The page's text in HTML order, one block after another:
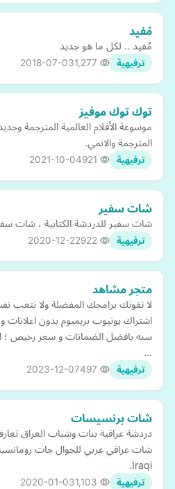
مُفيد
مُفيد .. لكل ما هو جديد
ترفيهية 2018-07-03
توك توك موفيز
موسوعة الأفلام العالمية المترجمة
المترجمة والانمي.
ترفيهية 2021-10-04
شات سفير
شات سفير للدردشة الكتابية ، شات
ترفيهية 2020-12-22
متجر مشاهد
لا تفوتك برامجك المفضلة ولا تتعب
سنه بافضل الضمانات و سعر رخيص ؛
…
ترفيهية 2023-12-07
شات برنسيسات
دردشة عراقية بنات وشباب العراق
Iraqi.
ترفيهية 2020-01-03